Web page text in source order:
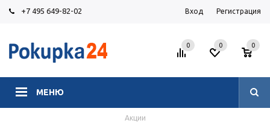
+7 495 649-82-02 Вход Регистрация
МЕНЮ
0 0
0
Акции